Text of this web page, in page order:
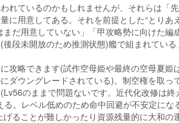
れているのかもしれませんが、それらは「
に用意してある。それを前提とした“とりあえ
だ用意していない」「甲攻略勢に向けた編
段未開放のため推測状態)艦で組まれている
攻略できます(試作空母姫や最終の空母夏姫
ダウングレードされている)。制空権を取っ
のままで問題ないです。近代化改修は終
。レベル低めのため命中回避が不安定にな
ることが難しかったり資源残量的に大和の